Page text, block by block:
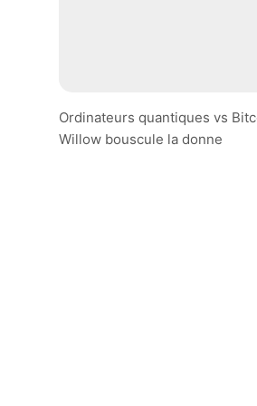
Ordinateurs quantiques vs
Willow bouscule la donne